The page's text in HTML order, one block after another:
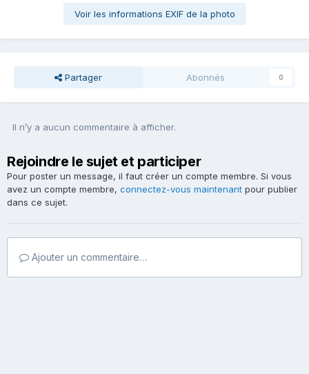
Voir les informations EXIF de la photo
Partager Abonnés 0
Il n’y a aucun commentaire à afficher.
Rejoindre le sujet et participer
Pour poster un message, il faut créer un compte membre. Si vous
avez un compte membre, connectez-vous maintenant pour publier
dans ce sujet.
Ajouter un commentaire…